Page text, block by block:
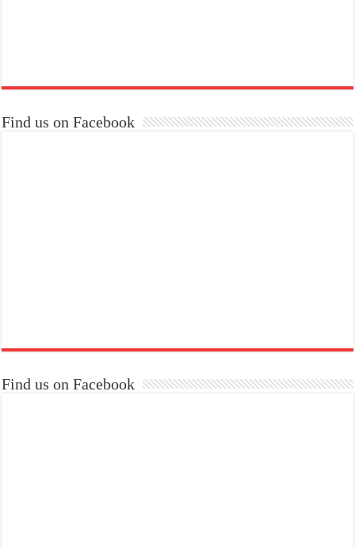
Find us on Facebook
Find us on Facebook